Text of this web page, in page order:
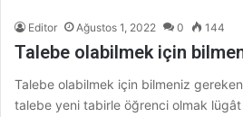
Editor Ağustos 1, 2022 0 144
Talebe olabilmek için
Talebe olabilmek için bilmeniz
talebe yeni tabirle öğrenci olmak lügât